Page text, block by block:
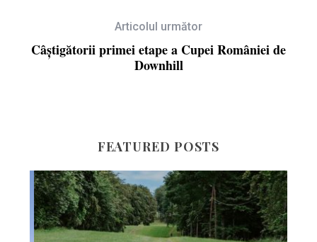
Articolul următor
Câștigătorii primei etape a Cupei României de
Downhill
FEATURED POSTS